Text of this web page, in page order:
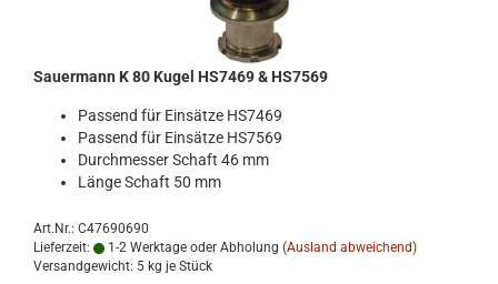
Sauer­mann K 80 Kugel HS7469 & HS7569
Pas­send für Ein­sät­ze HS7469
Pas­send für Ein­sät­ze HS7569
Durch­mes­ser Schaft 46 mm
Länge Schaft 50 mm
Art.Nr.: C47690690
Lieferzeit:
1-2 Werktage oder Abholung (Ausland abweichend)
Versandgewicht: 5 kg je Stück